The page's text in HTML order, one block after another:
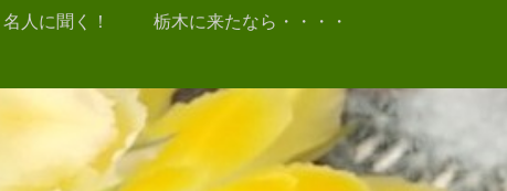
名人に聞く！ 栃木に来たなら・・・・